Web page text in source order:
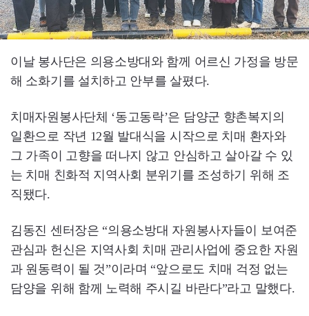
이날 봉사단은 의용소방대와 함께 어르신 가정을 방문
해 소화기를 설치하고 안부를 살폈다.
치매자원봉사단체 ‘동고동락’은 담양군 향촌복지의
일환으로 작년 12월 발대식을 시작으로 치매 환자와
그 가족이 고향을 떠나지 않고 안심하고 살아갈 수 있
는 치매 친화적 지역사회 분위기를 조성하기 위해 조
직됐다.
김동진 센터장은 “의용소방대 자원봉사자들이 보여준
관심과 헌신은 지역사회 치매 관리사업에 중요한 자원
과 원동력이 될 것”이라며 “앞으로도 치매 걱정 없는
담양을 위해 함께 노력해 주시길 바란다”라고 말했다.